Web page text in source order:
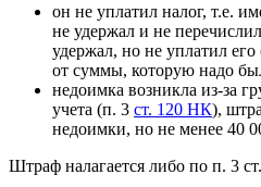
он не уплатил налог, т.е.
не удержал и не
удержал, но не уплатил его
от суммы, которую надо
недоимка возникла из-за
учета (п. 3 ст. 120 НК),
недоимки, но не менее 40
Штраф налагается либо по п. 3